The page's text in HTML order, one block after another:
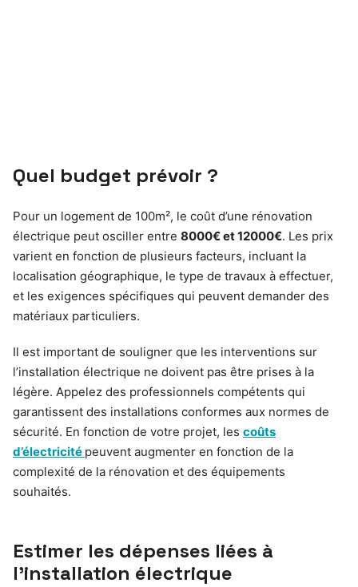
Quel budget prévoir ?
Pour un logement de 100m², le coût d’une rénovation
électrique peut osciller entre 8000€ et 12000€. Les prix
varient en fonction de plusieurs facteurs, incluant la
localisation géographique, le type de travaux à effectuer,
et les exigences spécifiques qui peuvent demander des
matériaux particuliers.
Il est important de souligner que les interventions sur
l’installation électrique ne doivent pas être prises à la
légère. Appelez des professionnels compétents qui
garantissent des installations conformes aux normes de
sécurité. En fonction de votre projet, les coûts
d’électricité peuvent augmenter en fonction de la
complexité de la rénovation et des équipements
souhaités.
Estimer les dépenses liées à
l’installation électrique